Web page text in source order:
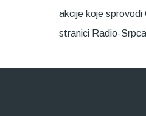
akcije koje sprovodi
stranici Radio-Srpca